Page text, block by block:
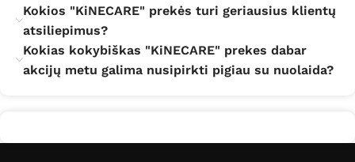
Kokios "KiNECARE" prekės turi geriausius klientų
atsiliepimus?
Kokias kokybiškas "KiNECARE" prekes dabar
akcijų metu galima nusipirkti pigiau su nuolaida?